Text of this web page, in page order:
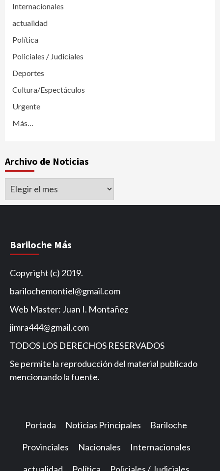
Internacionales
actualidad
Política
Policiales / Judiciales
Deportes
Cultura/Espectáculos
Urgente
Más…
Archivo de Noticias
Archivo
Bariloche Más
Copyright (c) 2019.
barilochemontiel@gmail.com
Web Master: Juan I. Montañez
jimra444@gmail.com
TODOS LOS DERECHOS RESERVADOS
Se permite la reproducción del material publicado
mencionando la fuente.
Portada Noticias Principales Bariloche
Provinciales Nacionales Internacionales